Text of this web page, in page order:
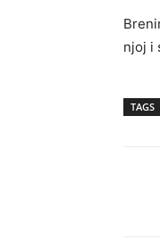
njoj i
TAGS